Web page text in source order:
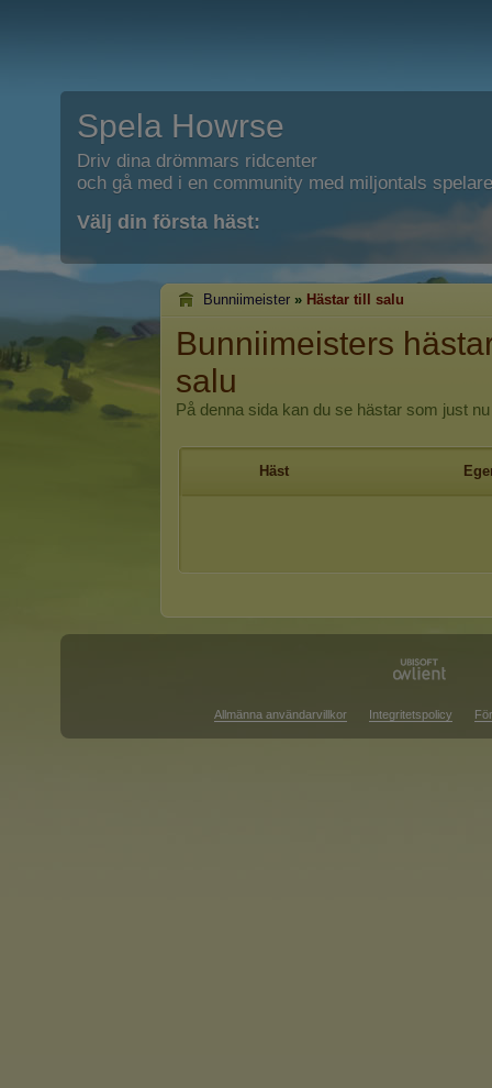
Spela Howrse
Driv dina drömmars ridcenter
och gå med i en community med miljontals
Välj din första häst:
Bunniimeister » Hästar till salu
Bunniimeisters
salu
På denna sida kan du se hästar som just
Häst
Allmänna användarvillkor Integritetspolicy